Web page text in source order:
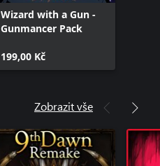
Wizard with a Gun -
Gunmancer Pack
199,00 Kč
Zobrazit vše